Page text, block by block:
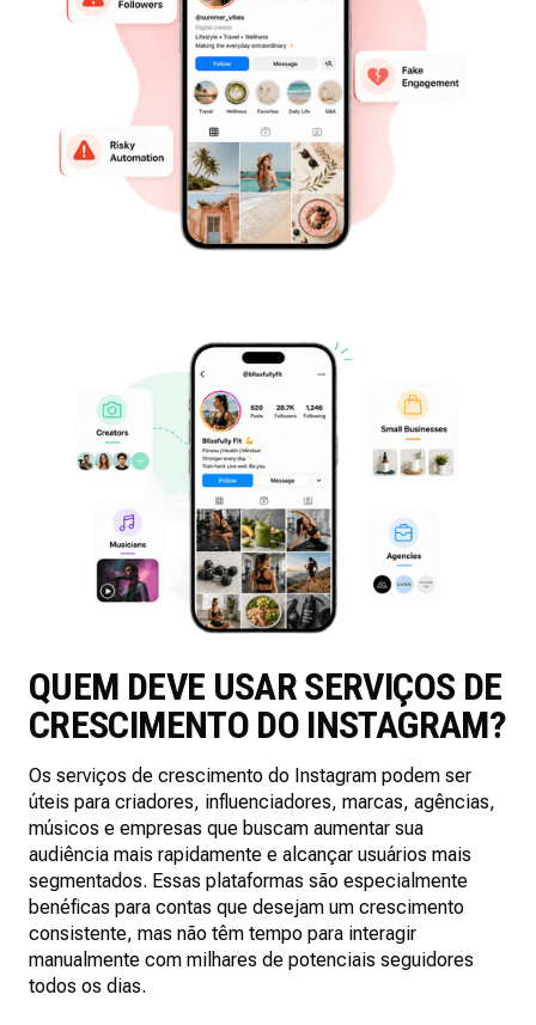
QUEM DEVE USAR SERVIÇOS DE
CRESCIMENTO DO INSTAGRAM?
Os serviços de crescimento do Instagram podem ser
úteis para criadores, influenciadores, marcas, agências,
músicos e empresas que buscam aumentar sua
audiência mais rapidamente e alcançar usuários mais
segmentados. Essas plataformas são especialmente
benéficas para contas que desejam um crescimento
consistente, mas não têm tempo para interagir
manualmente com milhares de potenciais seguidores
todos os dias.